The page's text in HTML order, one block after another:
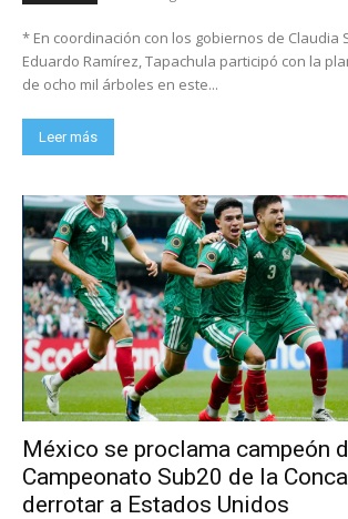
* En coordinación con los gobiernos de Claudia
Eduardo Ramírez, Tapachula participó con la
de ocho mil árboles en este...
Leer más
México se proclama campeón
Campeonato Sub20 de la
derrotar a Estados Unidos